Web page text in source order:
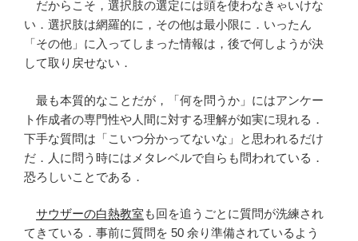
だからこそ，選択肢の選定には頭を使わなきゃいけな
い．選択肢は網羅的に，その他は最小限に．いったん
「その他」に入ってしまった情報は，後で何しようが決
して取り戻せない．
最も本質的なことだが，「何を問うか」にはアンケー
ト作成者の専門性や人間に対する理解が如実に現れる．
下手な質問は「こいつ分かってないな」と思われるだけ
だ．人に問う時にはメタレベルで自らも問われている．
恐ろしいことである．
サウザーの白熱教室 も回を追うごとに質問が洗練され
てきている．事前に質問を 50 余り準備されているよう